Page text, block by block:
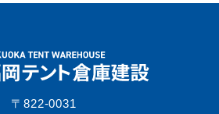
〒822-0031